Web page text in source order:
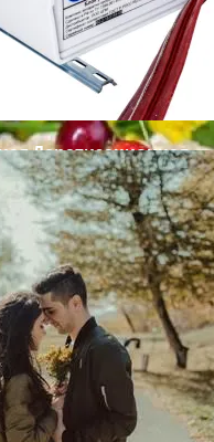
Дом Для
Участка
Леди: Как Совмещать
Дератизационная